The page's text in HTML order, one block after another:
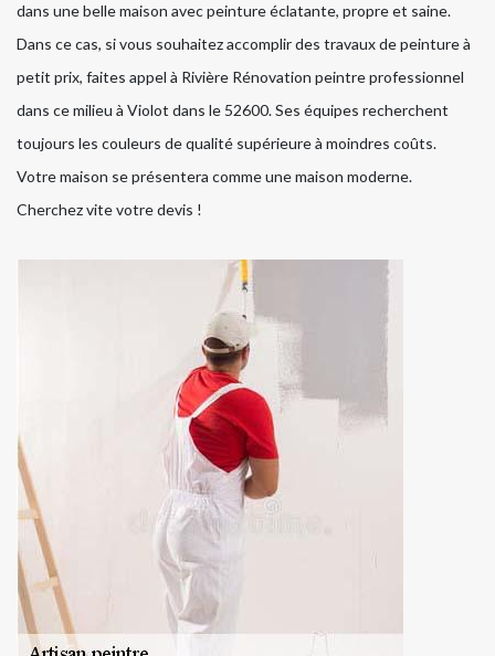
dans une belle maison avec peinture éclatante, propre et saine.
Dans ce cas, si vous souhaitez accomplir des travaux de peinture à
petit prix, faites appel à Rivière Rénovation peintre professionnel
dans ce milieu à Violot dans le 52600. Ses équipes recherchent
toujours les couleurs de qualité supérieure à moindres coûts.
Votre maison se présentera comme une maison moderne.
Cherchez vite votre devis !